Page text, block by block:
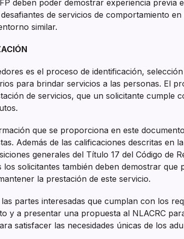
deben poder demostrar experiencia
de servicios de comportamiento
similar.
es el proceso de identificación,
para brindar servicios a las personas. El
de servicios, que un solicitante cumple
que se proporciona en este
Además de las calificaciones descritas
generales del Título 17 del Código
los solicitantes también deben demostrar
la prestación de este servicio.
las partes interesadas que cumplan con los
y a presentar una propuesta al NLACRC
satisfacer las necesidades únicas de los